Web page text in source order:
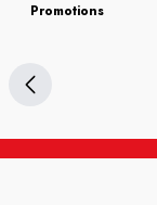
Promotions